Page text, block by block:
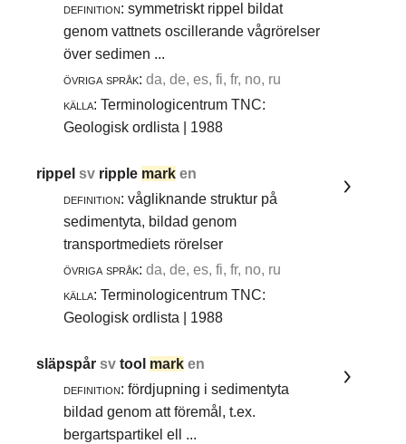
definition: symmetriskt rippel bildat
genom vattnets oscillerande vågrörelser
över sedimen ...
övriga språk: da, de, es, fi, fr, no, ru
källa: Terminologicentrum TNC:
Geologisk ordlista | 1988
rippelsv ripple mark en
definition: vågliknande struktur på
sedimentyta, bildad genom
transportmediets rörelser
övriga språk: da, de, es, fi, fr, no, ru
källa: Terminologicentrum TNC:
Geologisk ordlista | 1988
släpspårsvtool mark en
definition: fördjupning i sedimentyta
bildad genom att föremål, t.ex.
bergartspartikel ell ...